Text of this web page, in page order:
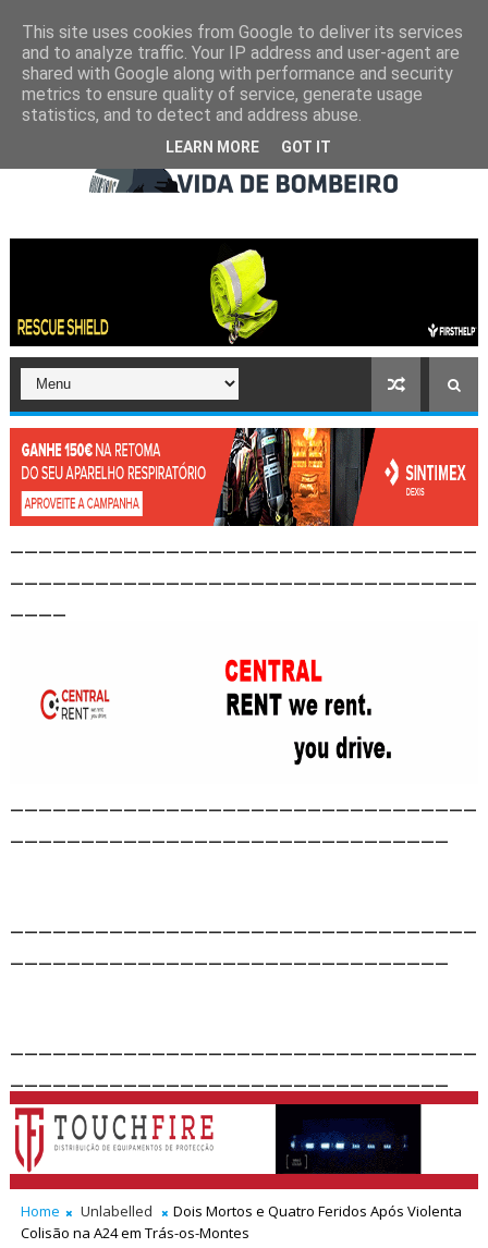
Home Unlabelled
Dois Mortos e Quatro Feridos Após Violenta
Colisão na A24 em Trás-os-Montes
This site uses cookies from Google to deliver its services
and to analyze traffic. Your IP address and user-agent are
shared with Google along with performance and security
metrics to ensure quality of service, generate usage
statistics, and to detect and address abuse.
LEARN MORE GOT IT